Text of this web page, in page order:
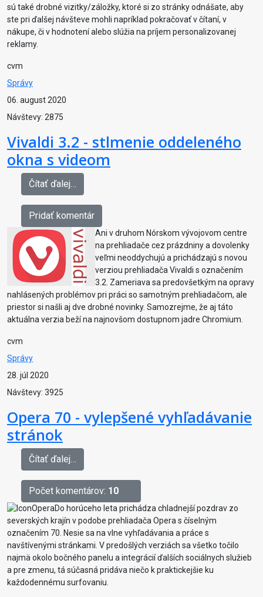
sú také drobné vizitky/záložky, ktoré si zo stránky odnášate, aby
ste pri ďalšej návšteve mohli napríklad pokračovať v čítaní, v
nákupe, či v hodnotení alebo slúžia na príjem personalizovanej
reklamy.
cvm
Správy
06. august 2020
Návštevy: 2875
Vivaldi 3.2 - stlmenie oddeleného
okna s videom
Čítať ďalej…
Pridať komentár
Ani v druhom Nórskom vývojovom centre
na prehliadače cez prázdniny a dovolenky
veľmi neoddychujú a prichádzajú s novou
verziou prehliadača Vivaldi s označením
3.2. Zameriava sa predovšetkým na opravy
nahlásených problémov pri práci so samotným prehliadačom, ale
priestor si našli aj dve drobné novinky. Samozrejme, že aj táto
aktuálna verzia beží na najnovšom dostupnom jadre Chromium.
cvm
Správy
28. júl 2020
Návštevy: 3925
Opera 70 - vylepšené vyhľadávanie
stránok
Čítať ďalej…
Počet komentárov: 10
Do horúceho leta prichádza chladnejší pozdrav zo
severských krajín v podobe prehliadača Opera s číselným
označením 70. Nesie sa na vlne vyhľadávania a práce s
navštívenými stránkami. V predošlých verziách sa všetko točilo
najmä okolo bočného panelu a integrácií ďalších sociálnych služieb
a pre zmenu, tá súčasná pridáva niečo k praktickejšie ku
každodennému surfovaniu.